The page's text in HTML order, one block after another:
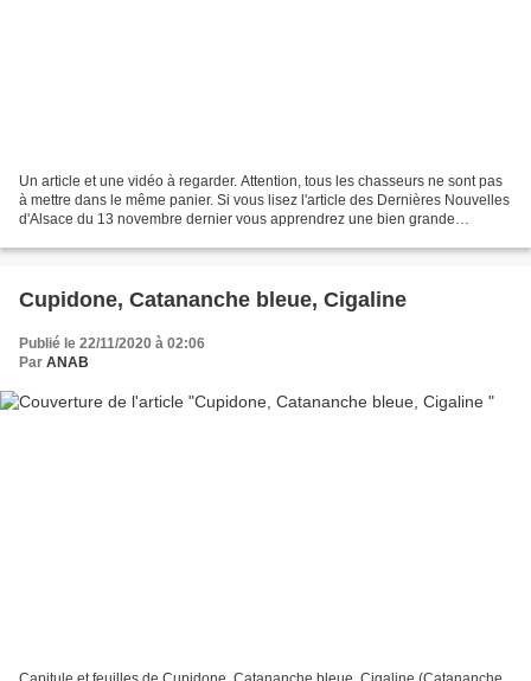
Un article et une vidéo à regarder. Attention, tous les chasseurs ne sont pas
à mettre dans le même panier. Si vous lisez l'article des Dernières Nouvelles
d'Alsace du 13 novembre dernier vous apprendrez une bien grande
Cupidone, Catananche bleue, Cigaline
Publié le 22/11/2020 à 02:06
Par ANAB